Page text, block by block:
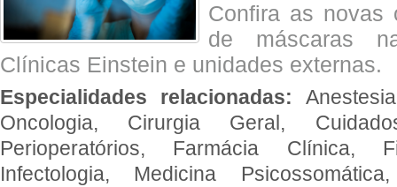
Confira as novas
de máscaras
Clínicas Einstein e unidades externas.
Especialidades relacionadas:
Oncologia, Cirurgia Geral,
Perioperatórios, Farmácia Clínica,
Infectologia, Medicina